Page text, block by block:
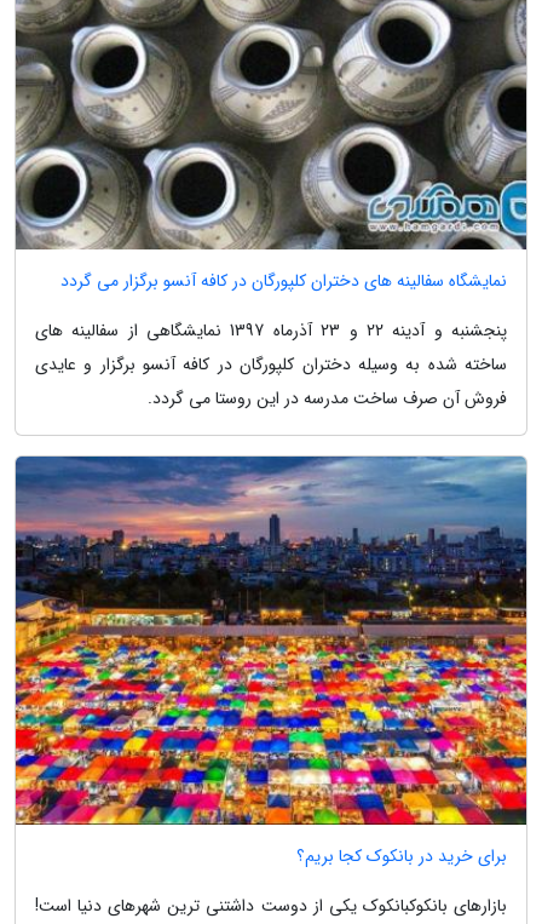
نمایشگاه سفالینه های دختران کلپورگان در کافه آنسو برگزار می گردد
پنجشنبه و آدینه 22 و 23 آذرماه 1397 نمایشگاهی از سفالینه های
ساخته شده به وسیله دختران کلپورگان در کافه آنسو برگزار و عایدی
فروش آن صرف ساخت مدرسه در این روستا می گردد.
برای خرید در بانکوک کجا بریم؟
بازارهای بانکوکبانکوک یکی از دوست داشتنی ترین شهرهای دنیا است!